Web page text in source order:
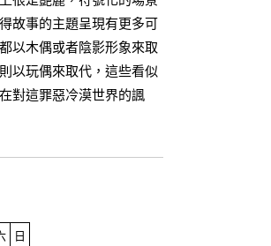
故事的主題呈現有更多可
以木偶或者陰影形象來取
以玩偶來取代，這些看似
對這罪惡冷漠世界的諷
日